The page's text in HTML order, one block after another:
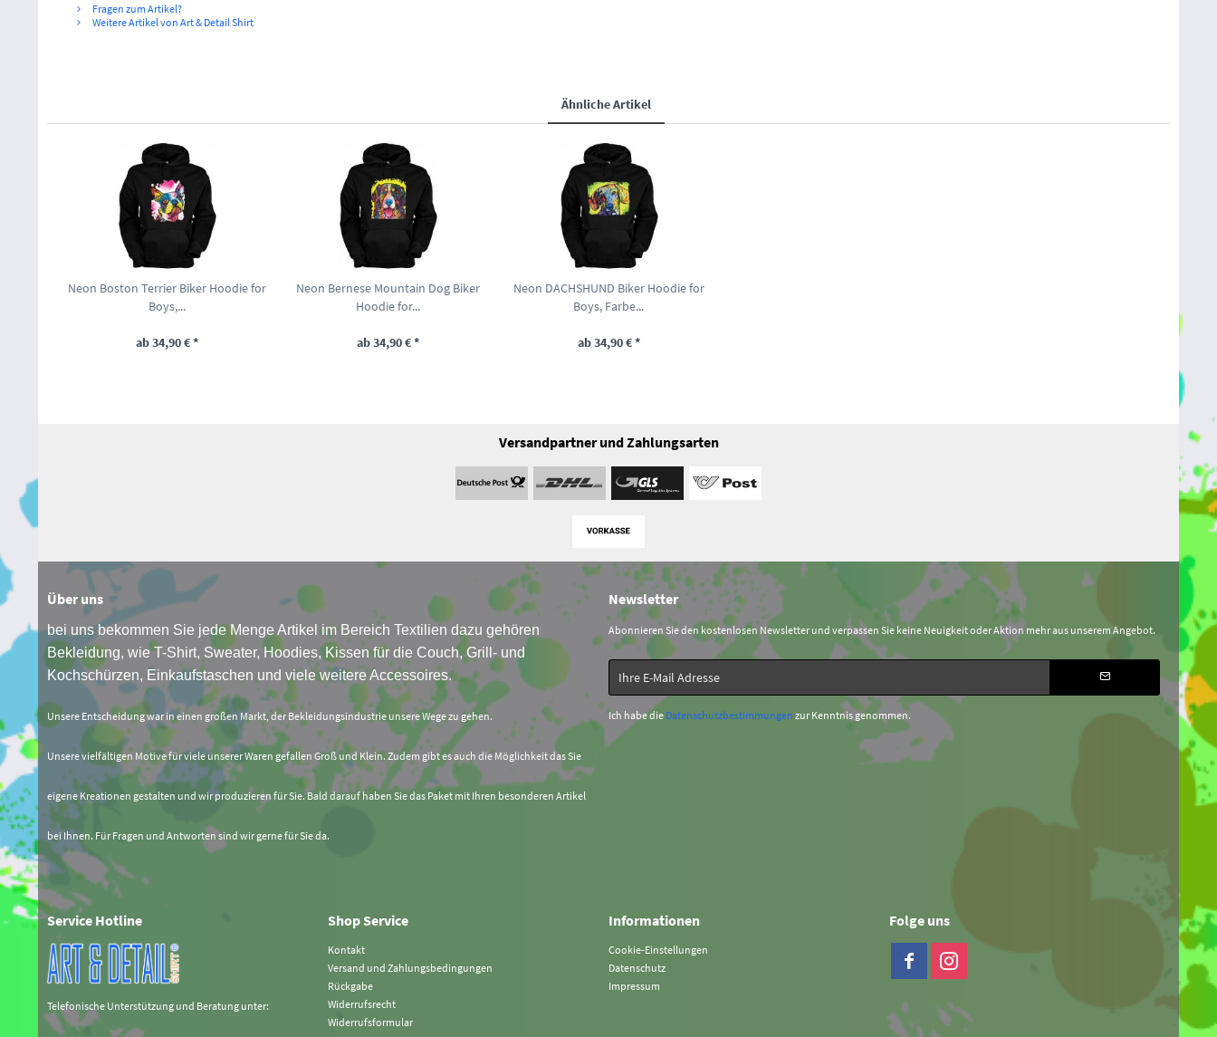
Fragen zum Artikel?
Weitere Artikel von Art & Detail Shirt
Ähnliche Artikel
Neon Boston Terrier Biker Hoodie for
Boys,...
ab 34,90 € *
Neon Bernese Mountain Dog Biker
Hoodie for...
ab 34,90 € *
Neon DACHSHUND Biker Hoodie for
Boys, Farbe...
ab 34,90 € *
Versandpartner und Zahlungsarten
Über uns
bei uns bekommen Sie jede Menge Artikel im Bereich Textilien dazu gehören
Bekleidung, wie T-Shirt, Sweater, Hoodies, Kissen für die Couch, Grill- und
Kochschürzen, Einkaufstaschen und viele weitere Accessoires.
Unsere Entscheidung war in einen großen Markt, der Bekleidungsindustrie unsere Wege zu gehen.
Unsere vielfältigen Motive für viele unserer Waren gefallen Groß und Klein. Zudem gibt es auch die Möglichkeit das Sie
eigene Kreationen gestalten und wir produzieren für Sie. Bald darauf haben Sie das Paket mit Ihren besonderen Artikel
bei Ihnen. Für Fragen und Antworten sind wir gerne für Sie da.
Newsletter
Abonnieren Sie den kostenlosen Newsletter und verpassen Sie keine Neuigkeit oder Aktion mehr aus unserem Angebot.
Ich habe die Datenschutzbestimmungen zur Kenntnis genommen.
Service Hotline
Telefonische Unterstützung und Beratung unter:
Shop Service
Kontakt
Versand und Zahlungsbedingungen
Rückgabe
Widerrufsrecht
Widerrufsformular
Informationen
Cookie-Einstellungen
Datenschutz
Impressum
Folge uns